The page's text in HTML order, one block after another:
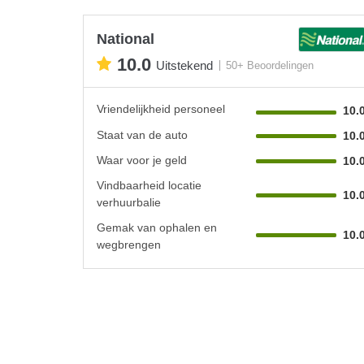
National
10.0 Uitstekend 50+ Beoordelingen
Vriendelijkheid personeel
Staat van de auto
Waar voor je geld
Vindbaarheid locatie
verhuurbalie
Gemak van ophalen en
wegbrengen